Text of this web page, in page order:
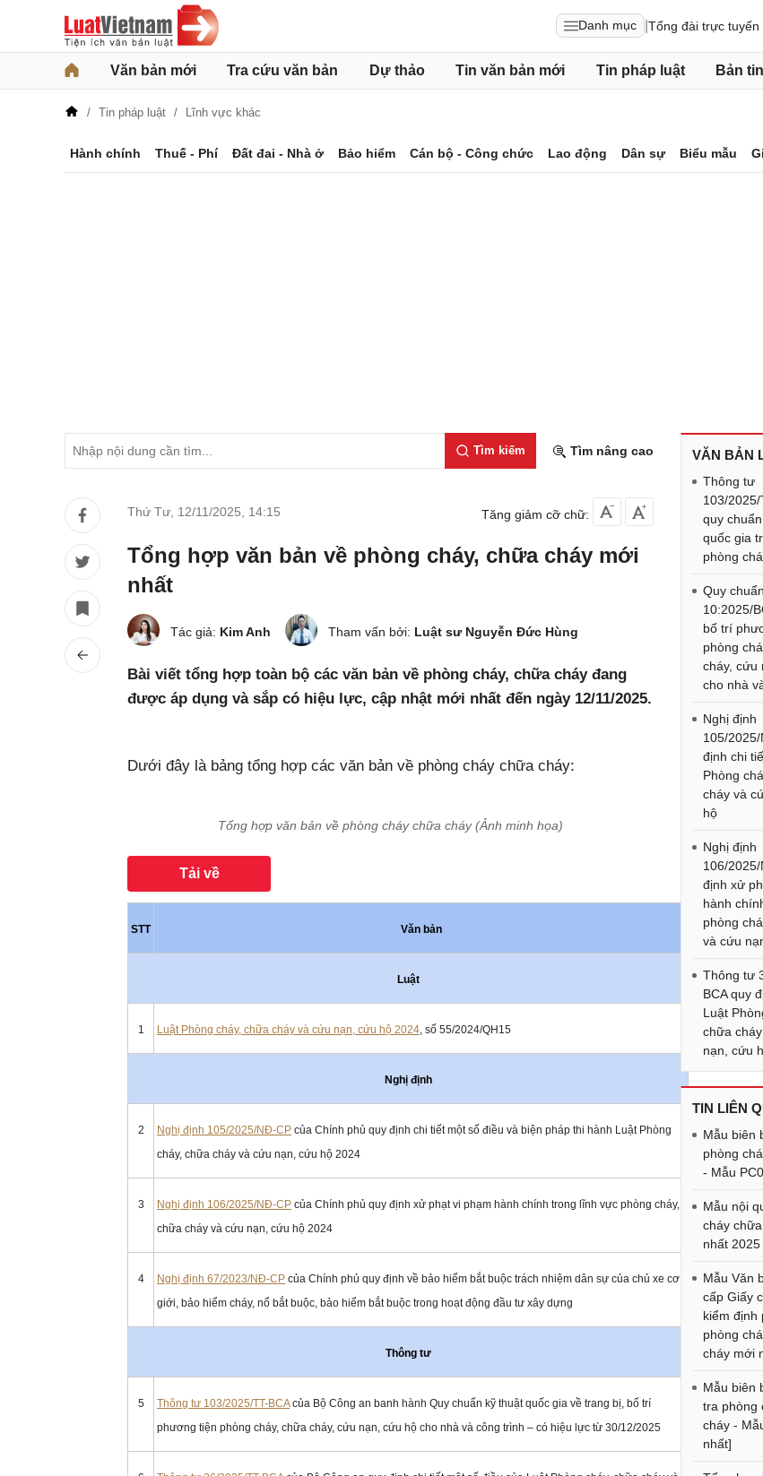
Danh mục Tổng đài trực tuyến
Văn bản mới Tra cứu văn bản Dự thảo Tin văn bản mới Tin pháp luật Bản
Tin pháp luật Lĩnh vực khác
Hành chính Thuế - Phí Đất đai - Nhà ở Bảo hiểm Cán bộ - Công chức Lao động Dân sự Biểu mẫu
Tìm kiếm Tìm nâng cao
Thứ Tư, 12/11/2025 14:15 Tăng giảm cỡ chữ:
Tổng hợp văn bản về phòng cháy, chữa cháy mới
nhất
Tác giả: Kim Anh Tham vấn bởi: Luật sư Nguyễn Đức Hùng
Bài viết tổng hợp toàn bộ các văn bản về phòng cháy, chữa cháy đang
được áp dụng và sắp có hiệu lực, cập nhật mới nhất đến ngày 12/11/2025.
Dưới đây là bảng tổng hợp các văn bản về phòng cháy chữa cháy:
Tổng hợp văn bản về phòng cháy chữa cháy (Ảnh minh họa)
Tải về
STT Văn bản
Luật
1 Luật Phòng cháy, chữa cháy và cứu nạn, cứu hộ 2024, số 55/2024/QH15
Nghị định
2 Nghị định 105/2025/NĐ-CP của Chính phủ quy định chi tiết một số điều và biện pháp thi hành Luật Phòng
cháy, chữa cháy và cứu nạn, cứu hộ 2024
3 Nghị định 106/2025/NĐ-CP của Chính phủ quy định xử phạt vi phạm hành chính trong lĩnh vực phòng cháy,
chữa cháy và cứu nạn, cứu hộ 2024
4 Nghị định 67/2023/NĐ-CP của Chính phủ quy định về bảo hiểm bắt buộc trách nhiệm dân sự của chủ xe cơ
giới, bảo hiểm cháy, nổ bắt buộc, bảo hiểm bắt buộc trong hoạt động đầu tư xây dựng
Thông tư
5 Thông tư 103/2025/TT-BCAcủa Bộ Công an banh hành Quy chuẩn kỹ thuật quốc gia về trang bị, bố trí
phương tiện phòng cháy, chữa cháy, cứu nạn, cứu hộ cho nhà và công trình – có hiệu lực từ 30/12/2025
VĂN BẢN
Thông tư
103/2025/
quy
quốc gia
phòng
Quy
10:2025/
bố trí
phòng
cháy, cứu
cho nhà
Nghị định
105/
định chi
Phòng
cháy và
hộ
Nghị định
106/
định xử
hành
phòng
và cứu
Thông tư
BCA quy
Luật
chữa
nạn, cứu
TIN LIÊN
Mẫu biên
phòng
- Mẫu
Mẫu nội
cháy
nhất 2025
Mẫu Văn
cấp Giấy
kiểm định
phòng
cháy mới
Mẫu biên
tra phòng
cháy -
nhất]